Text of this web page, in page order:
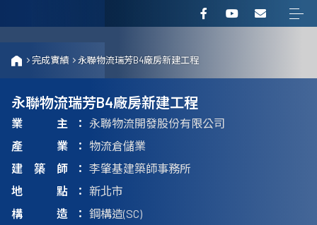
完成實績 永聯物流瑞芳B4廠房新建工程
永聯物流瑞芳B4廠房新建工程
業主
永聯物流開發股份有限公司
產業
物流倉儲業
建築師
李肇基建築師事務所
地點
新北市
構造
鋼構造(SC)